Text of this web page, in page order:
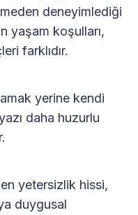
deneyimlediği
yaşam koşulları,
farklıdır.
yerine kendi
daha huzurlu
yetersizlik hissi,
duygusal